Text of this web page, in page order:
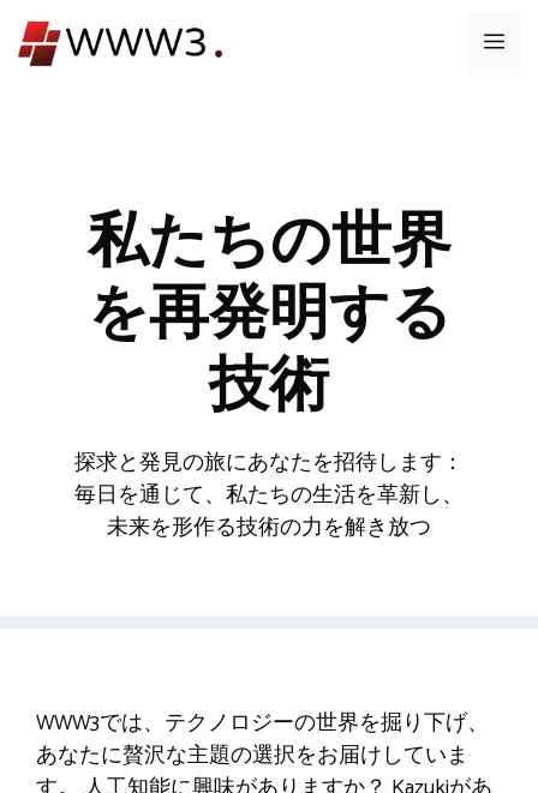
ン
メ
私たちの世界
を再発明する
技術
探求と発見の旅にあなたを招待します：
毎日を通じて、私たちの生活を革新し、
未来を形作る技術の力を解き放つ
WWW3では、テクノロジーの世界を掘り下げ、
あなたに贅沢な主題の選択をお届けしていま